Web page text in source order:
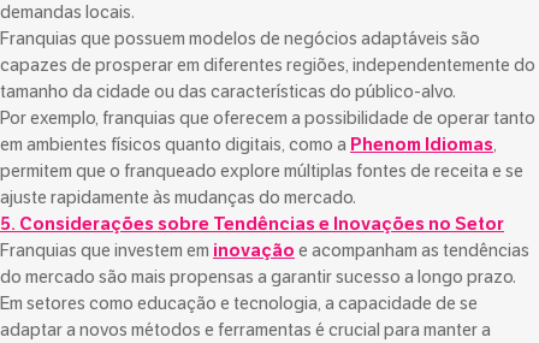
demandas locais.
Franquias que possuem modelos de negócios adaptáveis são
capazes de prosperar em diferentes regiões, independentemente do
tamanho da cidade ou das características do público-alvo.
Por exemplo, franquias que oferecem a possibilidade de operar tanto
em ambientes físicos quanto digitais, como a Phenom Idiomas,
permitem que o franqueado explore múltiplas fontes de receita e se
ajuste rapidamente às mudanças do mercado.
5. Considerações sobre Tendências e Inovações no Setor
Franquias que investem em inovação e acompanham as tendências
do mercado são mais propensas a garantir sucesso a longo prazo.
Em setores como educação e tecnologia, a capacidade de se
adaptar a novos métodos e ferramentas é crucial para manter a